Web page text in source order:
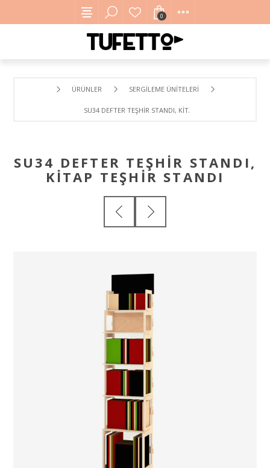
0
ÜRÜNLER SERGILEME ÜNITELERI
SU34 DEFTER TEŞHIR STANDI, KITAP TEŞHIR STANDI
SU34 DEFTER TEŞHIR STANDI,
KITAP TEŞHIR STANDI